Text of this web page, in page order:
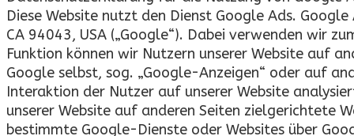
Diese Website nutzt den Dienst Google Ads.
CA 94043, USA („Google“). Dabei verwenden wir
Funktion können wir Nutzern unserer Website auf
Google selbst, sog. „Google-Anzeigen“ oder auf
Interaktion der Nutzer auf unserer Website
unserer Website auf anderen Seiten zielgerichtete
bestimmte Google-Dienste oder Websites über